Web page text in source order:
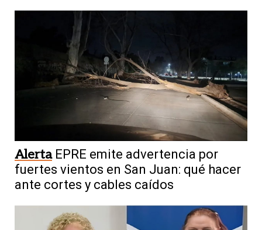
Alerta EPRE emite advertencia por
fuertes vientos en San Juan: qué hacer
ante cortes y cables caídos